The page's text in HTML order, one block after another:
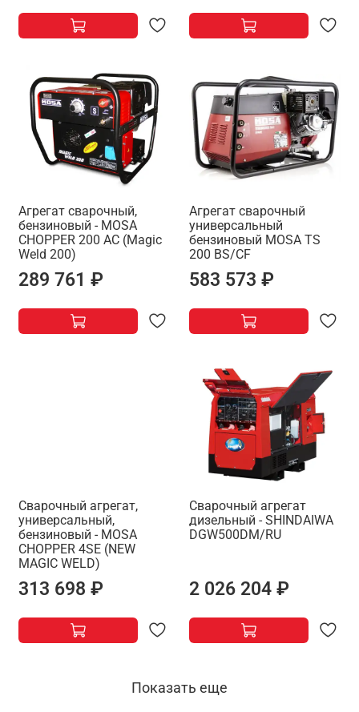
Агрегат сварочный,
бензиновый - MOSA
CHOPPER 200 AC (Magic
Weld 200)
289 761 ₽
Агрегат сварочный
универсальный
бензиновый MOSA TS
200 BS/CF
583 573 ₽
Сварочный агрегат,
универсальный,
бензиновый - MOSA
CHOPPER 4SE (NEW
MAGIC WELD)
313 698 ₽
Сварочный агрегат
дизельный - SHINDAIWA
DGW500DM/RU
2 026 204 ₽
Показать еще